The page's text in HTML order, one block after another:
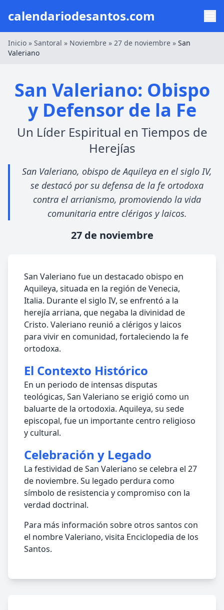
calendariodesantos.com
Inicio » Santoral » Noviembre » 27 de noviembre » San
Valeriano
San Valeriano: Obispo
y Defensor de la Fe
Un Líder Espiritual en Tiempos de
Herejías
San Valeriano, obispo de Aquileya en el siglo IV,
se destacó por su defensa de la fe ortodoxa
contra el arrianismo, promoviendo la vida
comunitaria entre clérigos y laicos.
27 de noviembre
San Valeriano fue un destacado obispo en
Aquileya, situada en la región de Venecia,
Italia. Durante el siglo IV, se enfrentó a la
herejía arriana, que negaba la divinidad de
Cristo. Valeriano reunió a clérigos y laicos
para vivir en comunidad, fortaleciendo la fe
ortodoxa.
El Contexto Histórico
En un periodo de intensas disputas
teológicas, San Valeriano se erigió como un
baluarte de la ortodoxia. Aquileya, su sede
episcopal, fue un importante centro religioso
y cultural.
Celebración y Legado
La festividad de San Valeriano se celebra el 27
de noviembre. Su legado perdura como
símbolo de resistencia y compromiso con la
verdad doctrinal.
Para más información sobre otros santos con
el nombre Valeriano, visita Enciclopedia de los
Santos.